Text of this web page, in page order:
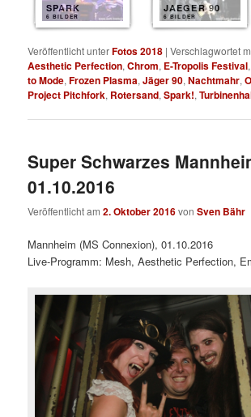
SPARK
6 BILDER
JAEGER 90
6 BILDER
Veröffentlicht unterFotos 2018 |Verschlagwortet
Aesthetic Perfection,Chrom, E-Tropolis Festival,
to Mode,Frozen Plasma,Jäger 90,Nachtmahr,
Project Pitchfork, Rotersand,Spark!,
Super Schwarzes
01.10.2016
Veröffentlicht am2. Oktober 2016vonSven Bähr
Mannheim (MS Connexion), 01.10.2016
Live-Programm: Mesh, Aesthetic Perfection,